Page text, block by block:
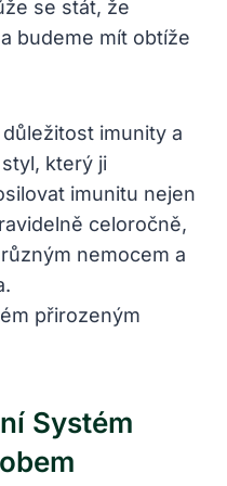
se stát, že
budeme mít obtíže
imunity a
který ji
imunitu nejen
celoročně,
nemocem a
Systém